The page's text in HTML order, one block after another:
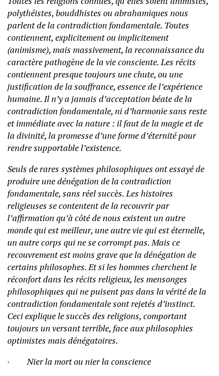
polythéistes, bouddhistes ou abrahamiques nous
parlent de la contradiction fondamentale. Toutes
contiennent, explicitement ou implicitement
(animisme), mais massivement, la reconnaissance du
caractère pathogène de la vie consciente. Les récits
contiennent presque toujours une chute, ou une
justification de la souffrance, essence de l’expérience
humaine. Il n’y a jamais d’acceptation béate de la
contradiction fondamentale, ni d’harmonie sans reste
et immédiate avec la nature : il faut de la magie et de
la divinité, la promesse d’une forme d’éternité pour
rendre supportable l’existence.
Seuls de rares systèmes philosophiques ont essayé de
produire une dénégation de la contradiction
fondamentale, sans réel succès. Les histoires
religieuses se contentent de la recouvrir par
l’affirmation qu’à côté de nous existent un autre
monde qui est meilleur, une autre vie qui est éternelle,
un autre corps qui ne se corrompt pas. Mais ce
recouvrement est moins grave que la dénégation de
certains philosophes. Et si les hommes cherchent le
réconfort dans les récits religieux, les mensonges
philosophiques qui ne puisent pas dans la vérité de la
contradiction fondamentale sont rejetés d’instinct.
Ceci explique le succès des religions, comportant
toujours un versant terrible, face aux philosophies
optimistes mais dénégatoires.
·
Nier la mort ou nier la conscience